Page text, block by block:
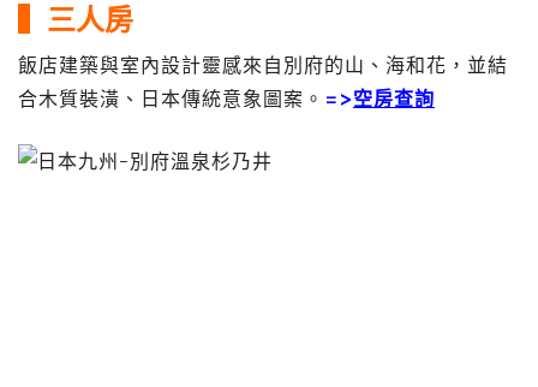
▍三人房
飯店建築與室內設計靈感來自別府的山、海和花，並結
合木質裝潢、日本傳統意象圖案。 =>空房查詢